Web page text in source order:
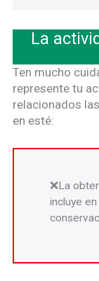
La
Ten mucho
represente tu
relacionados
en esté:
La
incluye